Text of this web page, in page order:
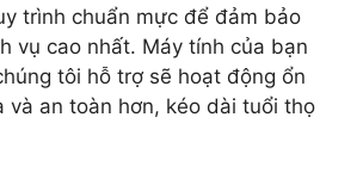
trình chuẩn mực để đảm bảo
vụ cao nhất. Máy tính của bạn
tôi hỗ trợ sẽ hoạt động ổn
và an toàn hơn, kéo dài tuổi thọ